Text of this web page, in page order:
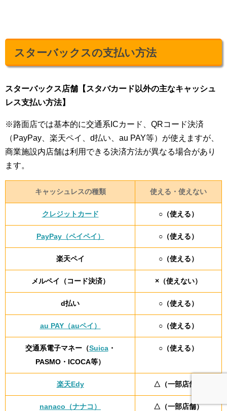
スターバックスの支払い方法
スターバックス店舗【スタバカード以外の主なキャッシュ
レス支払い方法】
※路面店では基本的に交通系ICカード、QRコード決済
（PayPay、楽天ペイ、d払い、au PAY等）が使えますが、
商業施設内店舗は利用できる決済方法が異なる場合があり
ます。
キャッシュレスの種類 使える・使えない
クレジットカード ○（使える）
PayPay（ペイペイ） ○（使える）
楽天ペイ ○（使える）
メルペイ（コード決済） ×（使えない）
d払い ○（使える）
au PAY（auペイ） ○（使える）
交通系電子マネー（Suica・
PASMO・ICOCA等）
○（使える）
楽天Edy △（一部店舗）
nanaco（ナナコ） △（一部店舗）